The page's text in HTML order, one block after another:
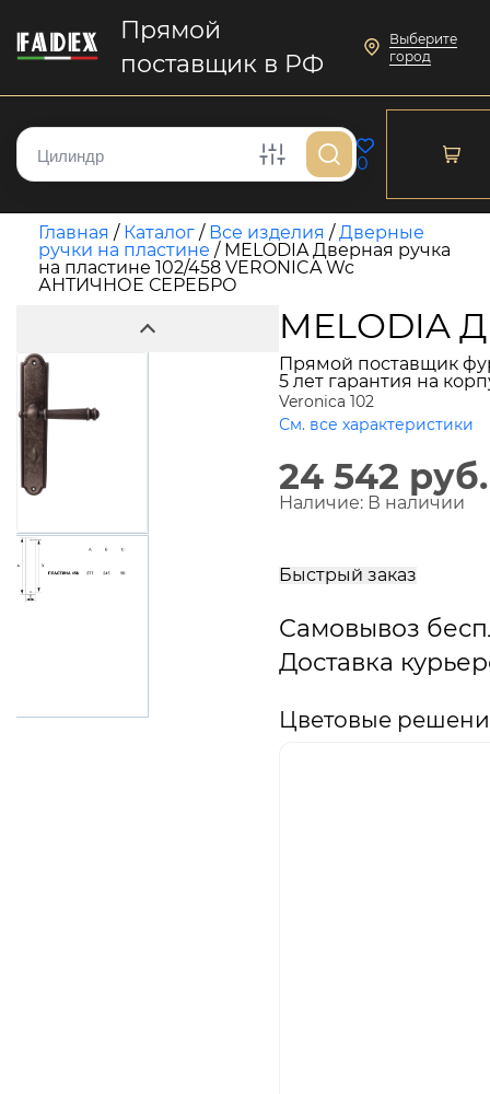
Прямой
поставщик в РФ
Выберите
город
0
Главная / Каталог / Все изделия /Дверные
ручки на пластине / MELODIA Дверная ручка
на пластине 102/458 VERONICA Wc
АНТИЧНОЕ СЕРЕБРО
MELODIA
Прямой поставщик
5 лет гарантия на
Veronica 102
См. все характеристики
24 542 руб.
Наличие: В наличии
Быстрый заказ
Самовывоз
Доставка
Цветовые